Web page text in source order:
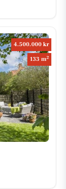
4.500.000 kr
133 m2